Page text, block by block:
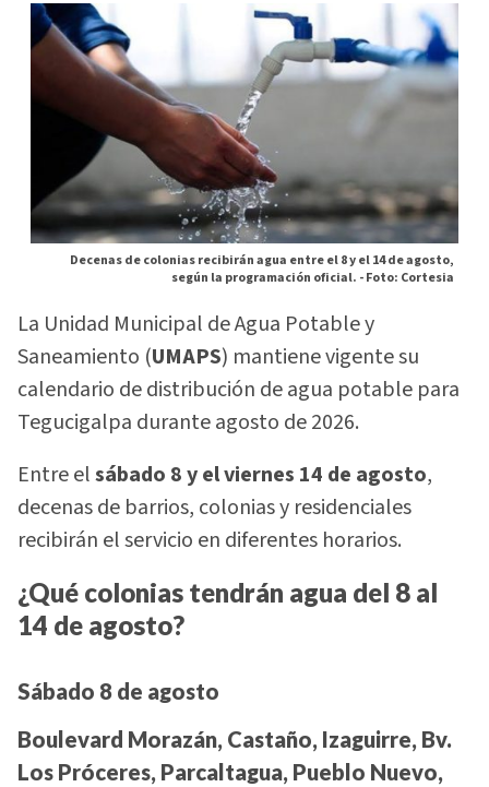
Decenas de colonias recibirán agua entre el 8 y el 14 de agosto,
según la programación oficial. -Foto: Cortesia
La Unidad Municipal de Agua Potable y
Saneamiento (UMAPS) mantiene vigente su
calendario de distribución de agua potable para
Tegucigalpa durante agosto de 2026.
Entre elsábado 8 y el viernes 14 de agosto,
decenas de barrios, colonias y residenciales
recibirán el servicio en diferentes horarios.
¿Qué colonias tendrán agua del 8 al
14 de agosto?
Sábado 8 de agosto
Boulevard Morazán, Castaño, Izaguirre, Bv.
Los Próceres, Parcaltagua, Pueblo Nuevo,